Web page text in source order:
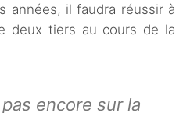
années, il faudra réussir à
deux tiers au cours de la
encore sur la